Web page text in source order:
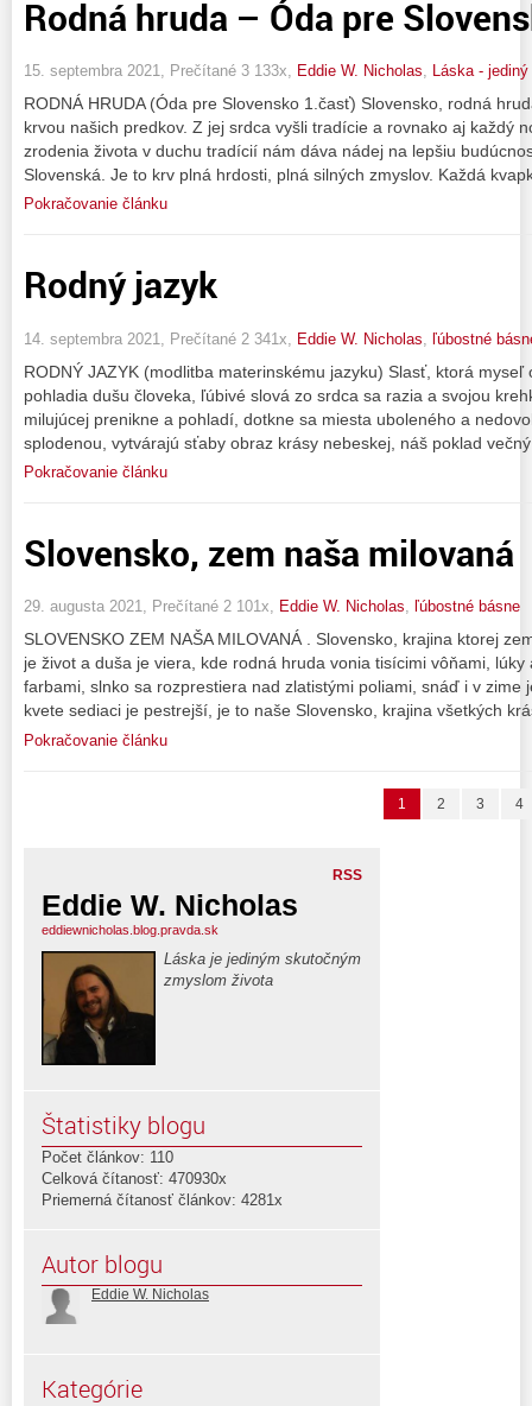
Rodná hruda – Óda pre
15. septembra 2021, Prečítané 3 133x, Eddie W. Nicholas, Láska -
RODNÁ HRUDA (Óda pre Slovensko 1.časť) Slovensko, rodná
krvou našich predkov. Z jej srdca vyšli tradície a rovnako aj každý
zrodenia života v duchu tradícií nám dáva nádej na lepšiu
Slovenská. Je to krv plná hrdosti, plná silných zmyslov. Každá
Pokračovanie článku
Rodný jazyk
14. septembra 2021, Prečítané 2 341x, Eddie W. Nicholas ľúbostné
RODNÝ JAZYK (modlitba materinskému jazyku) Slasť, ktorá
pohladia dušu človeka, ľúbivé slová zo srdca sa razia a svojou
milujúcej prenikne a pohladí, dotkne sa miesta uboleného a
splodenou, vytvárajú sťaby obraz krásy nebeskej, náš poklad
Pokračovanie článku
Slovensko, zem naša milovaná
29. augusta 2021, Prečítané 2 101x, Eddie W. Nicholas, ľúbostné básne
SLOVENSKO ZEM NAŠA MILOVANÁ . Slovensko, krajina ktorej
je život a duša je viera, kde rodná hruda vonia tisícimi vôňami,
farbami, slnko sa rozprestiera nad zlatistými poliami, snáď i v zime
kvete sediaci je pestrejší, je to naše Slovensko, krajina všetkých
Pokračovanie článku
1 2 3 4
RSS
Eddie W. Nicholas
eddiewnicholas.blog.pravda.sk
Láska je jediným skutočným
zmyslom života
Štatistiky blogu
Počet článkov: 110
Celková čítanosť: 470930x
Priemerná čítanosť článkov: 4281x
Autor blogu
Eddie W. Nicholas
Kategórie